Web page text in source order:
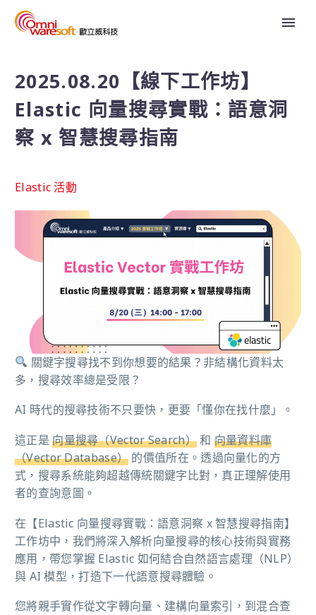
2025.08.20【線下工作坊】
Elastic 向量搜尋實戰：語意洞
察 x 智慧搜尋指南
Elastic 活動
關鍵字搜尋找不到你想要的結果？非結構化資料太
多，搜尋效率總是受限？
AI 時代的搜尋技術不只要快，更要「懂你在找什麼」。
這正是向量搜尋（Vector Search）和 向量資料庫
（Vector Database） 的價值所在。透過向量化的方
式，搜尋系統能夠超越傳統關鍵字比對，真正理解使用
者的查詢意圖。
在【Elastic 向量搜尋實戰：語意洞察 x 智慧搜尋指南】
工作坊中，我們將深入解析向量搜尋的核心技術與實務
應用，帶您掌握 Elastic 如何結合自然語言處理（NLP）
與 AI 模型，打造下一代語意搜尋體驗。
您將親手實作從文字轉向量、建構向量索引，到混合查